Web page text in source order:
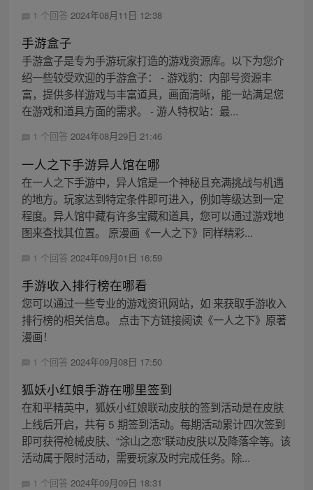
1 个回答 2024年08月11日 12:38
手游盒子
手游盒子是专为手游玩家打造的游戏资源库。以下为您介
绍一些较受欢迎的手游盒子： - 游戏豹：内部号资源丰
富，提供多样游戏与丰富道具，画面清晰，能一站满足您
在游戏和道具方面的需求。 - 游人特权站：最...
1 个回答 2024年08月29日 21:46
一人之下手游异人馆在哪
在一人之下手游中，异人馆是一个神秘且充满挑战与机遇
的地方。玩家达到特定条件即可进入，例如等级达到一定
程度。异人馆中藏有许多宝藏和道具，您可以通过游戏地
图来查找其位置。 原漫画《一人之下》同样精彩...
1 个回答 2024年09月01日 16:59
手游收入排行榜在哪看
您可以通过一些专业的游戏资讯网站，如 来获取手游收入
排行榜的相关信息。 点击下方链接阅读《一人之下》原著
漫画！
1 个回答 2024年09月08日 17:50
狐妖小红娘手游在哪里签到
在和平精英中，狐妖小红娘联动皮肤的签到活动是在皮肤
上线后开启，共有 5 期签到活动。每期活动累计四次签到
即可获得枪械皮肤、“涂山之恋”联动皮肤以及降落伞等。该
活动属于限时活动，需要玩家及时完成任务。除...
1 个回答 2024年09月09日 18:31